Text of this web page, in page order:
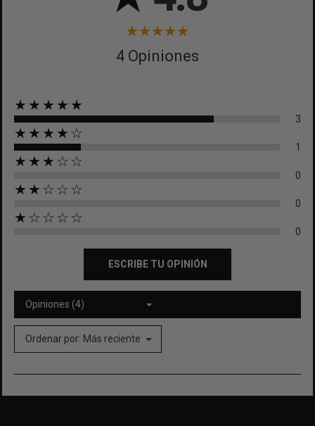
4 Opiniones
★★★★★
3
★★★★☆
1
★★★☆☆
0
★★☆☆☆
0
★☆☆☆☆
0
ESCRIBE TU OPINIÓN
Opiniones (4)
Ordenar por: Más reciente